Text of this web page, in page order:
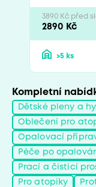
3890 Kč před
2890 Kč
>5 ks
Kompletní
Dětské pleny a
Oblečení pro
Opalovací
Péče po
Prací a čisticí
Pro atopiky